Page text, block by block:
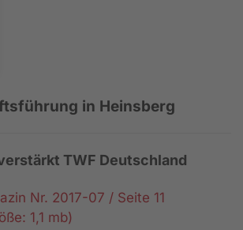
in Heinsberg
TWF Deutschland
Nr. 2017-07 / Seite 11
1,1 mb)